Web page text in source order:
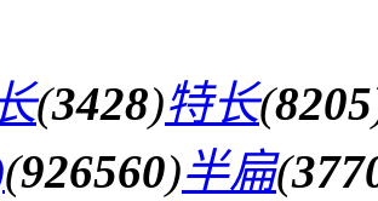
(3428)特长(8205
(926560)半扁(